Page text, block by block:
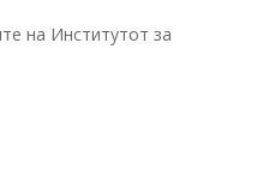
на Институтот за